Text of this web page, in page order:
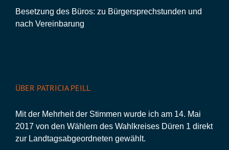
Besetzung des Büros: zu Bürgersprechstunden und
nach Vereinbarung
ÜBER PATRICIA PEILL
Mit der Mehrheit der Stimmen wurde ich am 14. Mai
2017 von den Wählern des Wahlkreises Düren 1 direkt
zur Landtagsabgeordneten gewählt.